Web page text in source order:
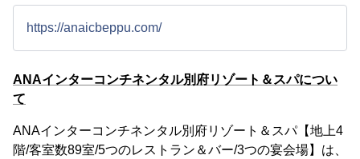
https://anaicbeppu.com/
ANAインターコンチネンタル別府リゾート＆スパについ
て
ANAインターコンチネンタル別府リゾート＆スパ【地上4
階/客室数89室/5つのレストラン＆バー/3つの宴会場】は、